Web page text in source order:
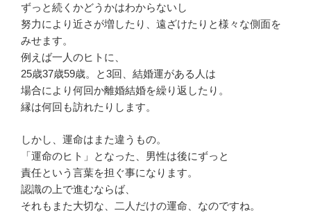
ずっと続くかどうかはわからないし
努力により近さが増したり、遠ざけたりと様々な側面を
みせます。
例えば一人のヒトに、
25歳37歳59歳。と3回、結婚運がある人は
場合により何回か離婚結婚を繰り返したり。
縁は何回も訪れたりします。
しかし、運命はまた違うもの。
「運命のヒト」となった、男性は後にずっと
責任という言葉を担ぐ事になります。
認識の上で進むならば、
それもまた大切な、二人だけの運命、なのですね。